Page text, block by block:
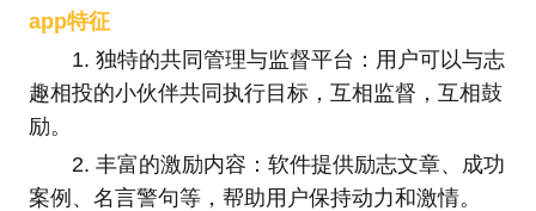
app特征
1. 独特的共同管理与监督平台：用户可以与志
趣相投的小伙伴共同执行目标，互相监督，互相鼓
励。
2. 丰富的激励内容：软件提供励志文章、成功
案例、名言警句等，帮助用户保持动力和激情。